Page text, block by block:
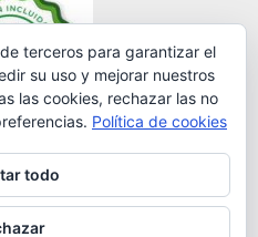
terceros para garantizar el
su uso y mejorar nuestros
las cookies, rechazar las no
Política de cookies
todo